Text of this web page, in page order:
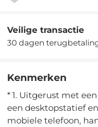
Veilige transactie
30 dagen
Kenmerken
* 1. Uitgerust met
een desktopstatief
mobiele telefoon,